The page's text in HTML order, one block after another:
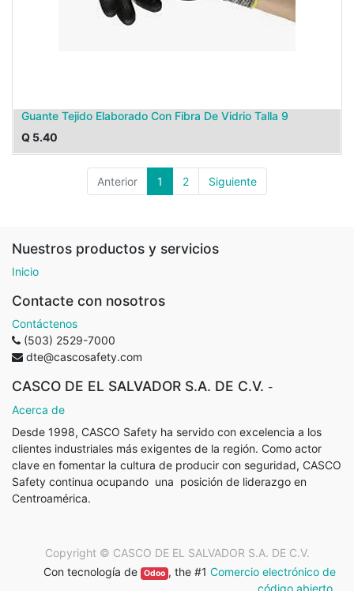
Guante Tejido Elaborado Con Fibra De Vidrio Talla 9
Q 5.40
Anterior 1 2 Siguiente
Nuestros productos y servicios
Inicio
Contacte con nosotros
Contáctenos
(503) 2529-7000
dte@cascosafety.com
CASCO DE EL SALVADOR S.A. DE C.V. -
Acerca de
Desde 1998, CASCO Safety ha servido con excelencia a los
clientes industriales más exigentes de la región. Como actor
clave en fomentar la cultura de producir con seguridad, CASCO
Safety continua ocupando una posición de liderazgo en
Centroamérica.
Copyright © CASCO DE EL SALVADOR S.A. DE C.V.
Con tecnología de
Odoo , the #1 Comercio electrónico de
código abierto